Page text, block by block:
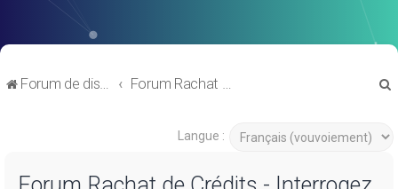
Forum de discussions sur le Regroupement de Crédits et le Rachat de Crédits Forum Rachat de Crédits
Langue :